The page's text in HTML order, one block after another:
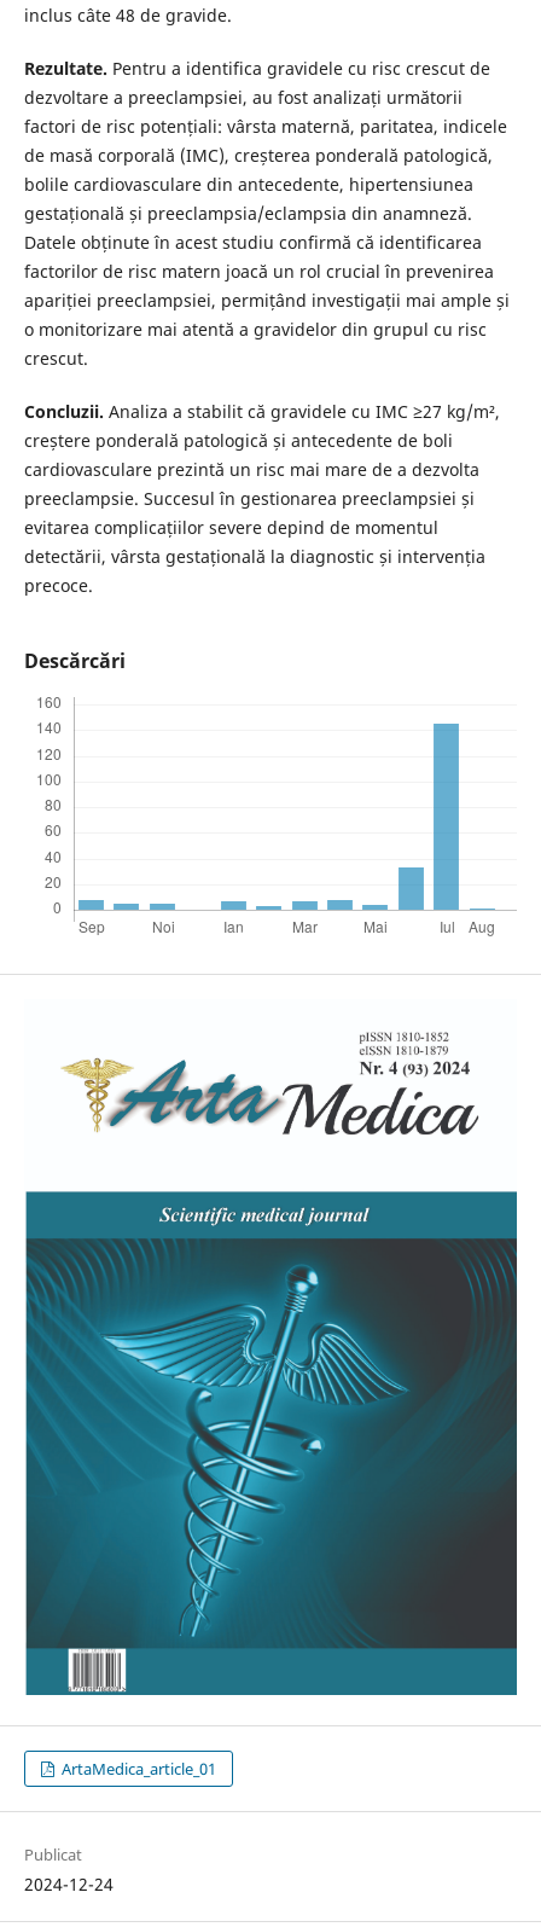
inclus câte 48 de gravide.
Rezultate. Pentru a identifica gravidele cu risc crescut de
dezvoltare a preeclampsiei, au fost analizați următorii
factori de risc potențiali: vârsta maternă, paritatea, indicele
de masă corporală (IMC), creșterea ponderală patologică,
bolile cardiovasculare din antecedente, hipertensiunea
gestațională și preeclampsia/eclampsia din anamneză.
Datele obținute în acest studiu confirmă că identificarea
factorilor de risc matern joacă un rol crucial în prevenirea
apariției preeclampsiei, permițând investigații mai ample și
o monitorizare mai atentă a gravidelor din grupul cu risc
crescut.
Concluzii. Analiza a stabilit că gravidele cu IMC ≥27 kg/m²,
creștere ponderală patologică și antecedente de boli
cardiovasculare prezintă un risc mai mare de a dezvolta
preeclampsie. Succesul în gestionarea preeclampsiei și
evitarea complicațiilor severe depind de momentul
detectării, vârsta gestațională la diagnostic și intervenția
precoce.
Descărcări
ArtaMedica_article_01
Publicat
2024-12-24